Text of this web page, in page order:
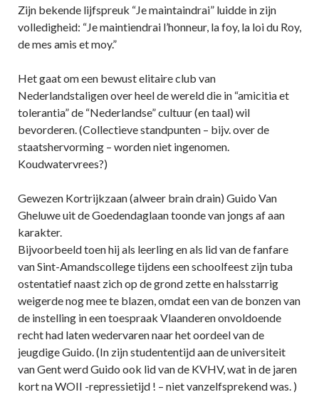
Zijn bekende lijfspreuk “Je maintaindrai” luidde in zijn
volledigheid: “Je maintiendrai l’honneur, la foy, la loi du Roy,
de mes amis et moy.”
Het gaat om een bewust elitaire club van
Nederlandstaligen over heel de wereld die in “amicitia et
tolerantia” de “Nederlandse” cultuur (en taal) wil
bevorderen. (Collectieve standpunten – bijv. over de
staatshervorming – worden niet ingenomen.
Koudwatervrees?)
Gewezen Kortrijkzaan (alweer brain drain) Guido Van
Gheluwe uit de Goedendaglaan toonde van jongs af aan
karakter.
Bijvoorbeeld toen hij als leerling en als lid van de fanfare
van Sint-Amandscollege tijdens een schoolfeest zijn tuba
ostentatief naast zich op de grond zette en halsstarrig
weigerde nog mee te blazen, omdat een van de bonzen van
de instelling in een toespraak Vlaanderen onvoldoende
recht had laten wedervaren naar het oordeel van de
jeugdige Guido. (In zijn studententijd aan de universiteit
van Gent werd Guido ook lid van de KVHV, wat in de jaren
kort na WOII -repressietijd ! – niet vanzelfsprekend was. )